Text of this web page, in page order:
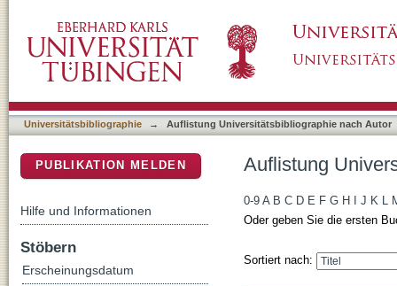
Universitätsbibliographie → Auflistung Universitätsbibliographie nach Autor
Auflistung
0-9 A B C D E F G H J K L
Oder geben Sie die ersten
Sortiert nach:
PUBLIKATION MELDEN
Hilfe und Informationen
Stöbern
Erscheinungsdatum